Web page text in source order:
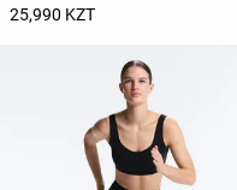
25,990 KZT